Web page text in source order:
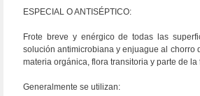
ESPECIAL O ANTISÉPTICO:
Frote breve y enérgico de todas las
solución antimicrobiana y enjuague al chorro
materia orgánica, flora transitoria y parte de
Generalmente se utilizan: